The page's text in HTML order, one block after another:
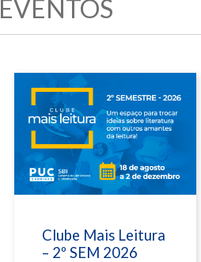
EVENTOS
Clube Mais Leitura
– 2º SEM 2026